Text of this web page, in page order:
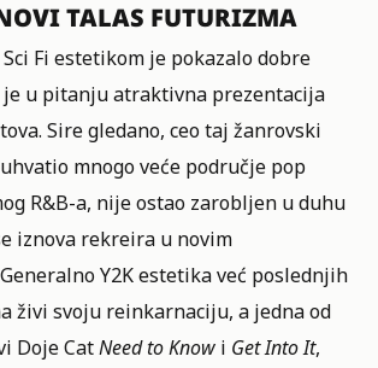
TALAS FUTURIZMA
Fi estetikom je pokazalo dobre
u pitanju atraktivna prezentacija
Sire gledano, ceo taj žanrovski
mnogo veće područje pop
R&B-a, nije ostao zarobljen u duhu
iznova rekreira u novim
Y2K estetika već poslednjih
živi svoju reinkarnaciju, a jedna od
Doje CatNeed to Know i Get Into It,